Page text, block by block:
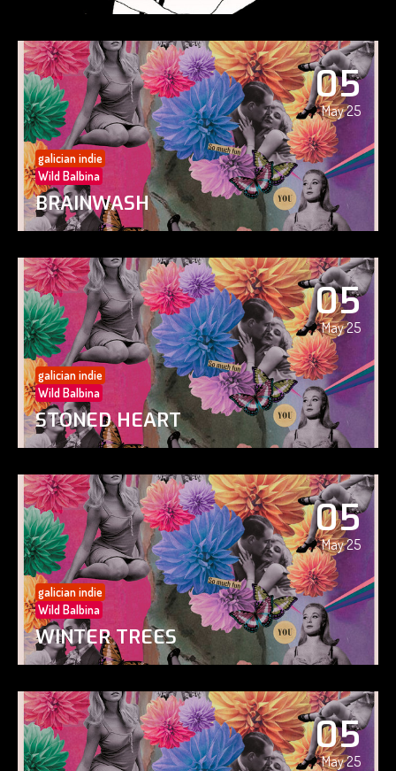
05
May 25
galician indie
Wild Balbina
BRAINWASH
05
May 25
galician indie
Wild Balbina
STONED HEART
05
May 25
galician indie
Wild Balbina
WINTER TREES
05
May 25